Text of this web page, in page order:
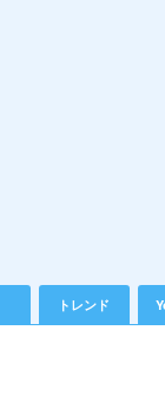
トレンド